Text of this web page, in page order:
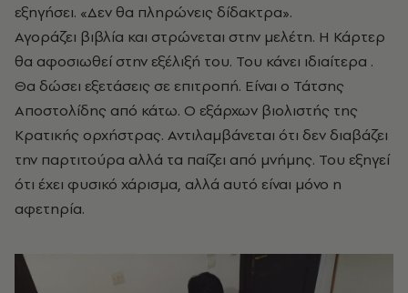
εξηγήσει. «Δεν θα πληρώνεις δίδακτρα».
Αγοράζει βιβλία και στρώνεται στην μελέτη. Η Κάρτερ
θα αφοσιωθεί στην εξέλιξή του. Του κάνει ιδιαίτερα .
Θα δώσει εξετάσεις σε επιτροπή. Είναι ο Τάτσης
Αποστολίδης από κάτω. Ο εξάρχων βιολιστής της
Κρατικής ορχήστρας. Αντιλαμβάνεται ότι δεν διαβάζει
την παρτιτούρα αλλά τα παίζει από μνήμης. Του εξηγεί
ότι έχει φυσικό χάρισμα, αλλά αυτό είναι μόνο η
αφετηρία.